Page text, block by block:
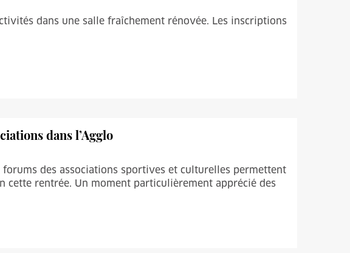
dans une salle fraîchement rénovée. Les inscriptions
dans l’Agglo
des associations sportives et culturelles permettent
cette rentrée. Un moment particulièrement apprécié des